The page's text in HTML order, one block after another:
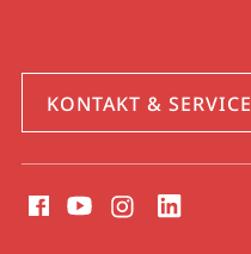
KONTAKT & SERVICE
Media